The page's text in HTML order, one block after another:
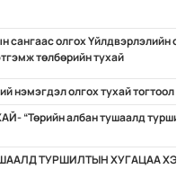
сангаас олгох Үйлдвэрлэлийн
төлбөрийн тухай
нэмэгдэл олгох тухай тогтоол
“Төрийн албан тушаалд
ТУРШИЛТЫН ХУГАЦАА